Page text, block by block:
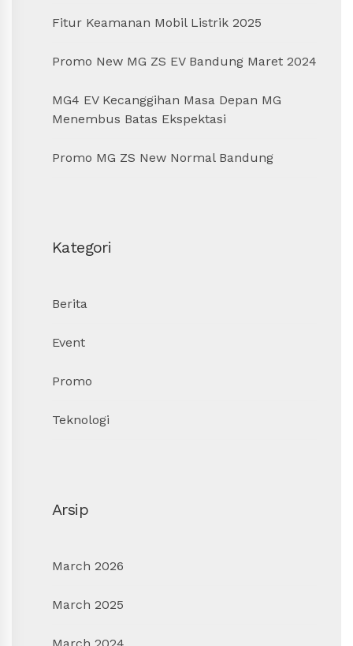
Fitur Keamanan Mobil Listrik 2025
Promo New MG ZS EV Bandung Maret 2024
MG4 EV Kecanggihan Masa Depan MG
Menembus Batas Ekspektasi
Promo MG ZS New Normal Bandung
Kategori
Berita
Event
Promo
Teknologi
Arsip
March 2026
March 2025